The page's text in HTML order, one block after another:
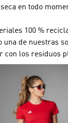
en todo
100 %
una de nuestras
con los residuos